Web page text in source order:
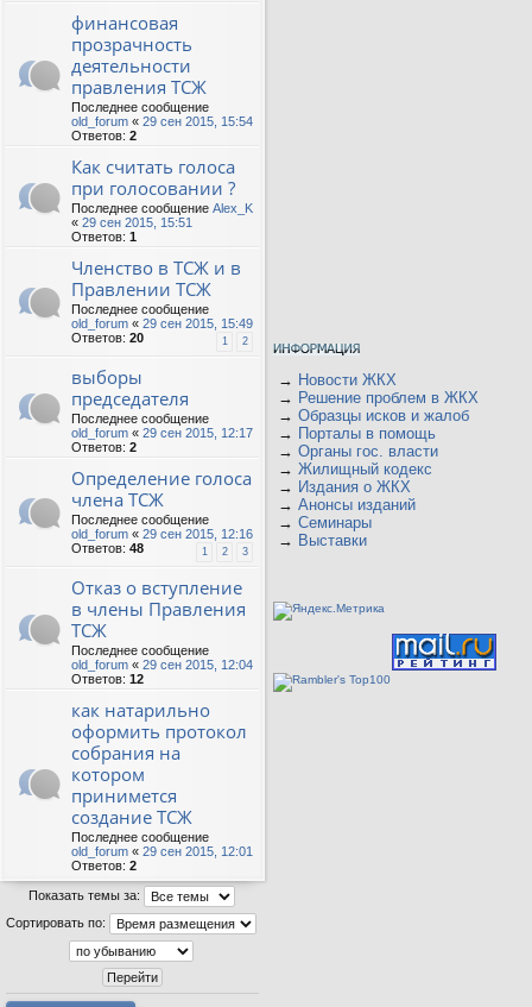
финансовая
прозрачность
деятельности
правления ТСЖ
Последнее сообщение
old_forum « 29 сен 2015, 15:54
Ответов: 2
Как считать голоса
при голосовании ?
Последнее сообщение Alex_K
« 29 сен 2015, 15:51
Ответов: 1
Членство в ТСЖ и в
Правлении ТСЖ
Последнее сообщение
old_forum « 29 сен 2015, 15:49
Ответов: 20 1 2
выборы
председателя
Последнее сообщение
old_forum « 29 сен 2015, 12:17
Ответов: 2
Определение голоса
члена ТСЖ
Последнее сообщение
old_forum « 29 сен 2015, 12:16
Ответов: 48 1 2 3
Отказ о вступление
в члены Правления
ТСЖ
Последнее сообщение
old_forum « 29 сен 2015, 12:04
Ответов: 12
как натарильно
оформить протокол
собрания на
котором
принимется
создание ТСЖ
Последнее сообщение
old_forum « 29 сен 2015, 12:01
Ответов: 2
Показать темы за:
Сортировать по:
→ Новости ЖКХ
→ Решение проблем в ЖКХ
→ Образцы исков и жалоб
→ Порталы в помощь
→ Органы гос. власти
→ Жилищный кодекс
→ Издания о ЖКХ
→ Анонсы изданий
→ Семинары
→ Выставки